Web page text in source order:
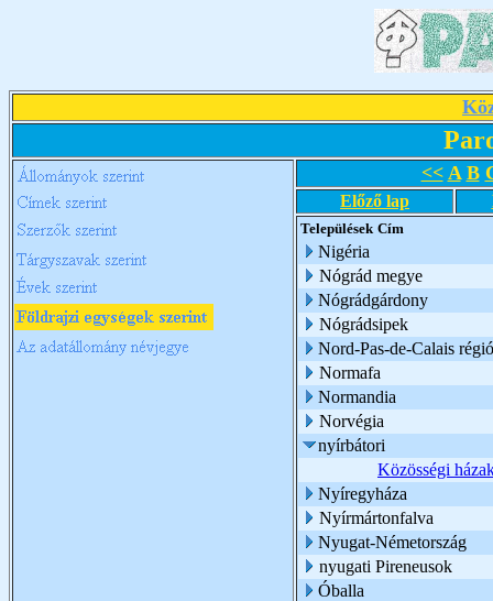
<< A B
Előző lap
Települések Cím
Nigéria
Nógrád megye
Nógrádgárdony
Nógrádsipek
Nord-Pas-de-Calais régió
Normafa
Normandia
Norvégia
nyírbátori
Közösségi
Nyíregyháza
Nyírmártonfalva
Nyugat-Németország
nyugati Pireneusok
Óballa